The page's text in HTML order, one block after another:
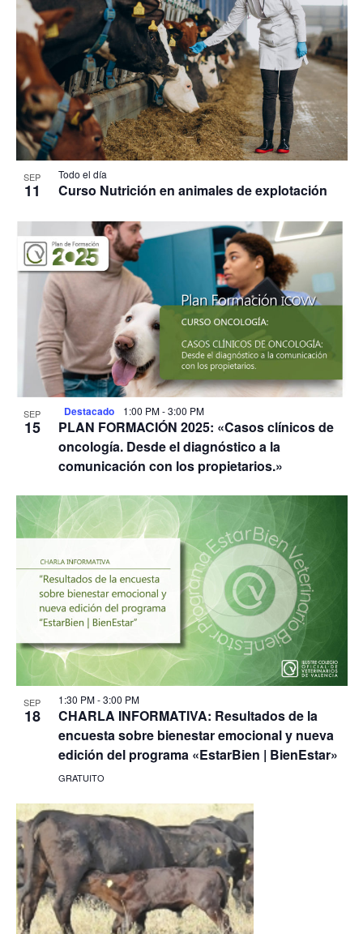
SEP
11
Todo el día
Curso Nutrición en animales de explotación
SEP
15
Destacado 1:00 PM-3:00 PM
PLAN FORMACIÓN 2025: «Casos clínicos de
oncología. Desde el diagnóstico a la
comunicación con los propietarios.»
SEP
18
1:30 PM-3:00 PM
CHARLA INFORMATIVA: Resultados de la
encuesta sobre bienestar emocional y nueva
edición del programa «EstarBien | BienEstar»
GRATUITO